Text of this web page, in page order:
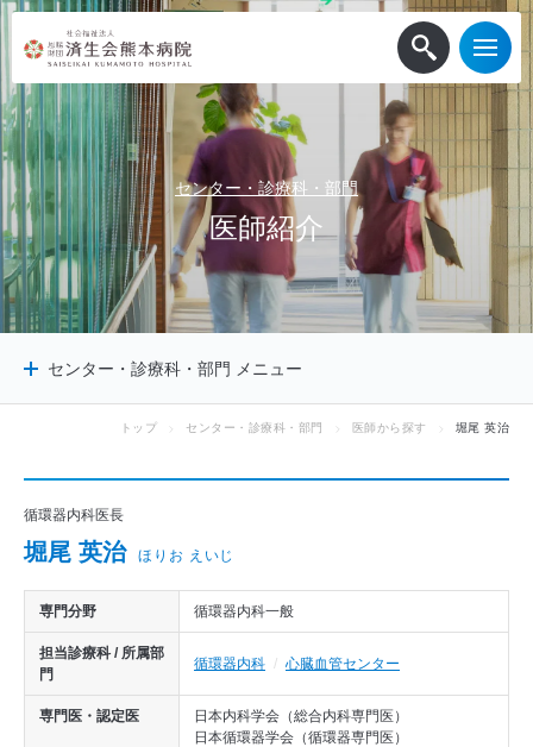
センター・診療科・部門
医師紹介
センター・診療科・部門 メニュー
診療サポート部門
医師から探す
トップ センター・診療科・部門 医師から探す 堀尾 英治
循環器内科医長
堀尾 英治 ほりお えいじ
専門分野 循環器内科一般
担当診療科 / 所属部
門
循環器内科 ⼼臓⾎管センター
専門医・認定医
日本内科学会（総合内科専門医）
日本循環器学会（循環器専門医）